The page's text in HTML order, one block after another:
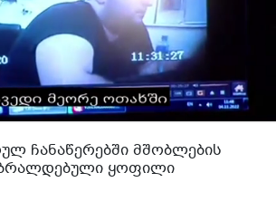
ჩანაწერებში მშობლების
ყოფილი